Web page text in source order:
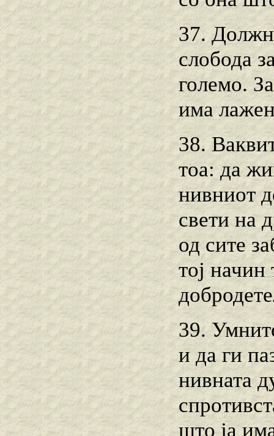
37.
слобода
големо.
има
38.
тоа: да
нивниот
свети на
од сите
тој начин
39.
и да ги
нивната
што ја